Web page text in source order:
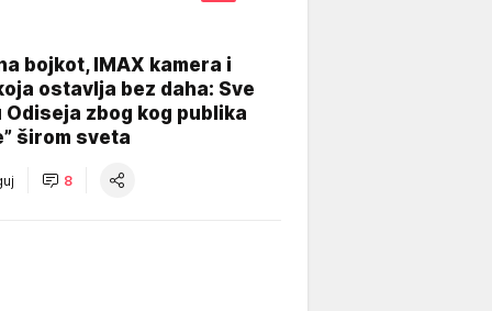
bojkot, IMAX kamera i
ostavlja bez daha: Sve
Odiseja zbog kog publika
širom sveta
8